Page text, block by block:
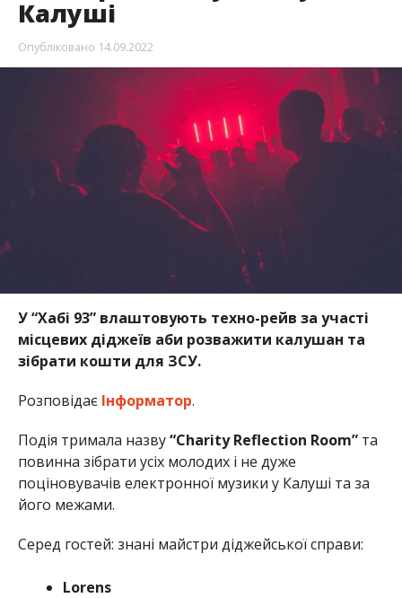
Калуші
Опубліковано 14.09.2022
У “Хабі 93” влаштовують техно-рейв за участі
місцевих діджеїв аби розважити калушан та
зібрати кошти для ЗСУ.
Розповідає Інформатор.
Подія тримала назву“Charity Reflection Room”та
повинна зібрати усіх молодих і не дуже
поціновувачів електронної музики у Калуші та за
його межами.
Серед гостей: знані майстри діджейської справи:
Lorens